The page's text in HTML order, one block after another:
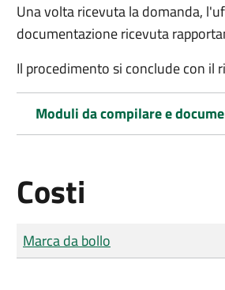
Una volta ricevuta la domanda,
documentazione ricevuta
Il procedimento si conclude con il
Moduli da compilare e
Costi
Tipo di pagamento
Importo
Marca da bollo